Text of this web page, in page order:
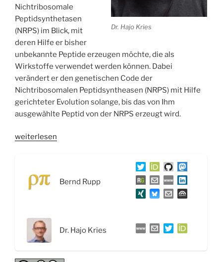
Dr. Hajo Kries
Nichtribosomale
Peptidsynthetasen
(NRPS) im Blick, mit
deren Hilfe er bisher
unbekannte Peptide erzeugen möchte, die als
Wirkstoffe verwendet werden können. Dabei
verändert er den genetischen Code der
Nichtribosomalen Peptidsyntheasen (NRPS) mit Hilfe
gerichteter Evolution solange, bis das von Ihm
ausgewählte Peptid von der NRPS erzeugt wird.
„WSR039
Naturstoffen
Evolution
Interview
weiterlesen
Bernd Rupp
Dr. Hajo Kries